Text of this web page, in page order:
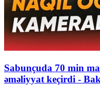
Sabunçuda 70 min
əməliyyat keçirdi -